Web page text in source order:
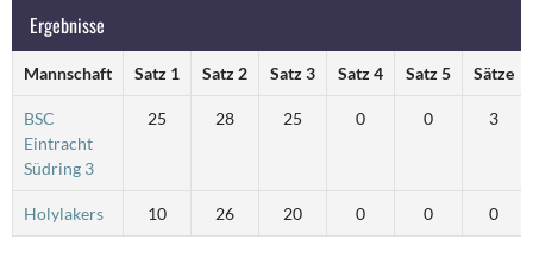
Ergebnisse
Mannschaft Satz 1 Satz 2 Satz 3 Satz 4 Satz 5 Sätze
BSC
Eintracht
Südring 3
25 28 25 0 0 3
Holylakers 10 26 20 0 0 0